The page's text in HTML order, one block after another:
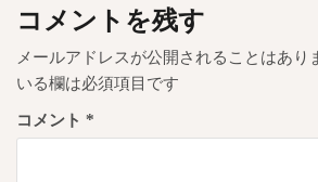
シ
ョ
ン
コメントを残す
メールアドレスが公開されることはあり
いる欄は必須項目です
コメント *